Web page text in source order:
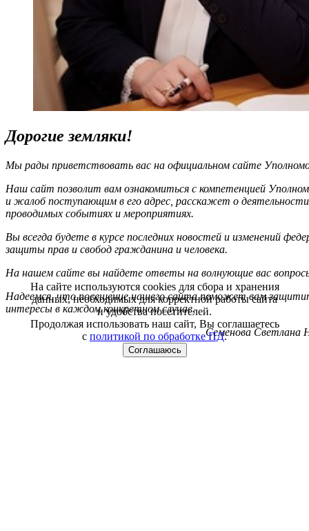
Дорогие земляки!
Мы рады приветствовать вас на официальном сайте
Наш сайт позволит вам ознакомиться с компетенцией
и жалоб поступающим в его адрес, расскажет о
проводимых событиях и мероприятиях.
Вы всегда будете в курсе последних новостей и изменений
защиты прав и свобод гражданина и человека.
На нашем сайте вы найдете ответы на волнующие вас
Надеемся, что посещение нашего сайта поможет вам
интересы в каждом конкретном случае.
Семенова Светлана
На сайте используются cookies для сбора и хранения
данных, необходимых для корректной работы сайта
и удобства посетителей.
Продолжая использовать наш сайт, Вы соглашаетесь
с политикой по обработке ПД.
Соглашаюсь